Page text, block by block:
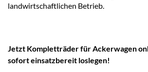
landwirtschaftlichen Betrieb.
Jetzt Kompletträder für Ackerwagen
sofort einsatzbereit loslegen!